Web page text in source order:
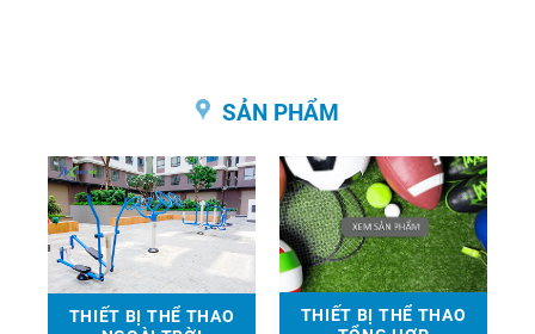
SẢN PHẨM
THIẾT BỊ THỂ THAO
THIẾT BỊ THỂ THAO